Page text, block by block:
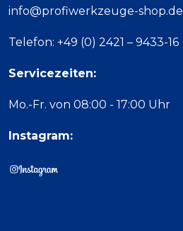
info@profiwerkzeuge-shop.de
Telefon: +49 (0) 2421 – 9433-16
Servicezeiten:
Mo.-Fr. von 08:00 - 17:00 Uhr
Instagram: